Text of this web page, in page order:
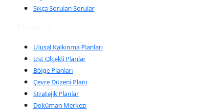
Sıkça Sorulan Sorular
Ulusal Kalkınma Planları
Üst Ölçekli Planlar
Bölge Planları
Çevre Düzeni Planı
Stratejik Planlar
Doküman Merkezi